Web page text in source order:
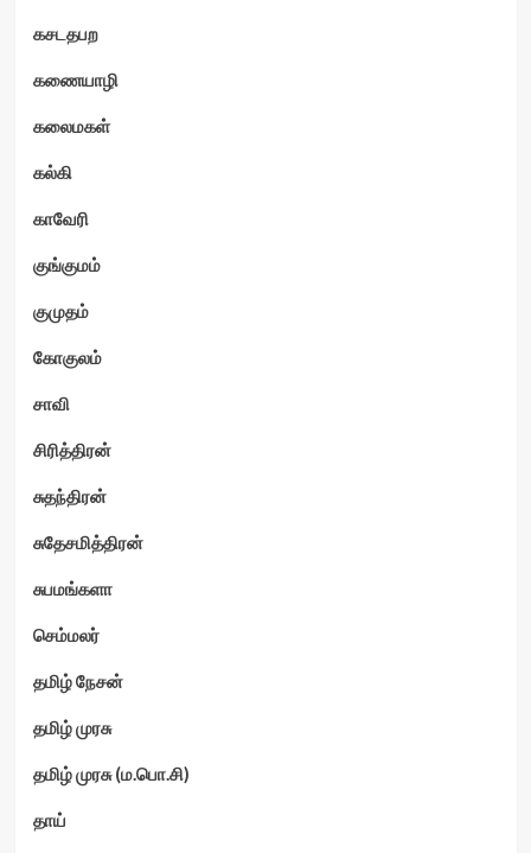
கசடதபற
கணையாழி
கலைமகள்
கல்கி
காவேரி
குங்குமம்
குமுதம்
கோகுலம்
சாவி
சிரித்திரன்
சுதந்திரன்
சுதேசமித்திரன்
சுபமங்களா
செம்மலர்
தமிழ் நேசன்
தமிழ் முரசு
தமிழ் முரசு (ம.பொ.சி)
தாய்